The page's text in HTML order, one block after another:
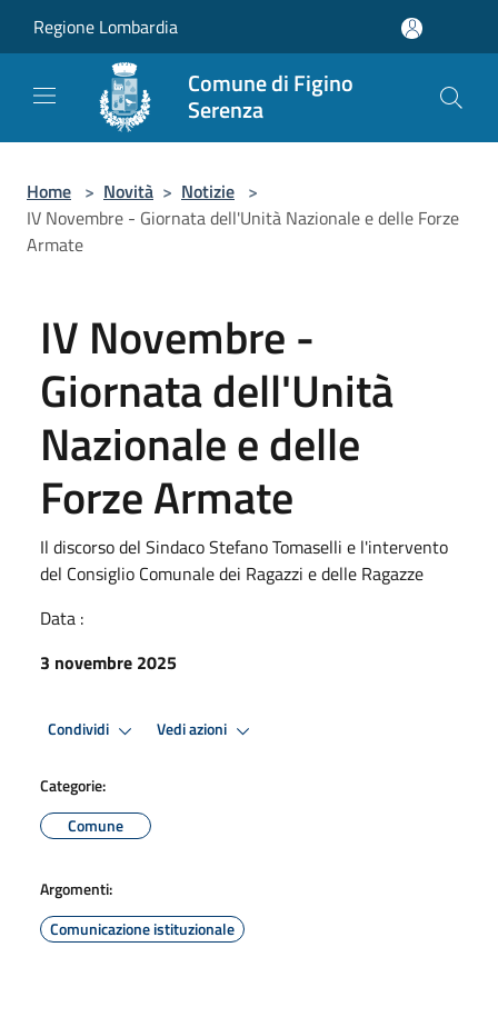
Regione Lombardia
Comune di Figino
Serenza
Home > Novità > Notizie >
IV Novembre - Giornata dell'Unità Nazionale e delle Forze
Armate
IV Novembre -
Giornata dell'Unità
Nazionale e delle
Forze Armate
Il discorso del Sindaco Stefano Tomaselli e l'intervento
del Consiglio Comunale dei Ragazzi e delle Ragazze
Data :
3 novembre 2025
Condividi Vedi azioni
Categorie:
Comune
Argomenti:
Comunicazione istituzionale